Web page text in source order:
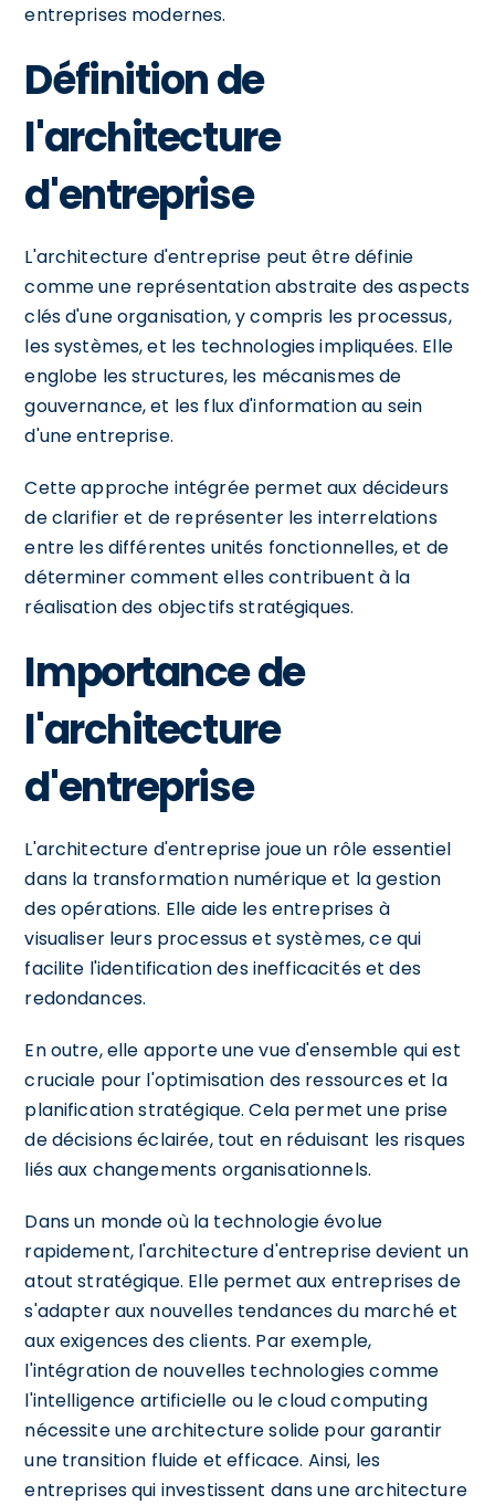
entreprises modernes.
Définition de
l'architecture
d'entreprise
L'architecture d'entreprise peut être définie
comme une représentation abstraite des aspects
clés d'une organisation, y compris les processus,
les systèmes, et les technologies impliquées. Elle
englobe les structures, les mécanismes de
gouvernance, et les flux d'information au sein
d'une entreprise.
Cette approche intégrée permet aux décideurs
de clarifier et de représenter les interrelations
entre les différentes unités fonctionnelles, et de
déterminer comment elles contribuent à la
réalisation des objectifs stratégiques.
Importance de
l'architecture
d'entreprise
L'architecture d'entreprise joue un rôle essentiel
dans la transformation numérique et la gestion
des opérations. Elle aide les entreprises à
visualiser leurs processus et systèmes, ce qui
facilite l'identification des inefficacités et des
redondances.
En outre, elle apporte une vue d'ensemble qui est
cruciale pour l'optimisation des ressources et la
planification stratégique. Cela permet une prise
de décisions éclairée, tout en réduisant les risques
liés aux changements organisationnels.
Dans un monde où la technologie évolue
rapidement, l'architecture d'entreprise devient un
atout stratégique. Elle permet aux entreprises de
s'adapter aux nouvelles tendances du marché et
aux exigences des clients. Par exemple,
l'intégration de nouvelles technologies comme
l'intelligence artificielle ou le cloud computing
nécessite une architecture solide pour garantir
une transition fluide et efficace. Ainsi, les
entreprises qui investissent dans une architecture